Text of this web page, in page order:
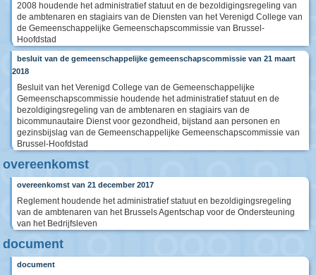
2008 houdende het administratief statuut en de bezoldigingsregeling van
de ambtenaren en stagiairs van de Diensten van het Verenigd College van
de Gemeenschappelijke Gemeenschapscommissie van Brussel-
Hoofdstad
besluit van de gemeenschappelijke gemeenschapscommissie van 21 maart
2018
Besluit van het Verenigd College van de Gemeenschappelijke
Gemeenschapscommissie houdende het administratief statuut en de
bezoldigingsregeling van de ambtenaren en stagiairs van de
bicommunautaire Dienst voor gezondheid, bijstand aan personen en
gezinsbijslag van de Gemeenschappelijke Gemeenschapscommissie van
Brussel-Hoofdstad
overeenkomst
overeenkomst van 21 december 2017
Reglement houdende het administratief statuut en bezoldigingsregeling
van de ambtenaren van het Brussels Agentschap voor de Ondersteuning
van het Bedrijfsleven
document
document